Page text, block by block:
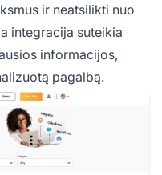
ir neatsilikti nuo
integracija suteikia
informacijos,
pagalbą.